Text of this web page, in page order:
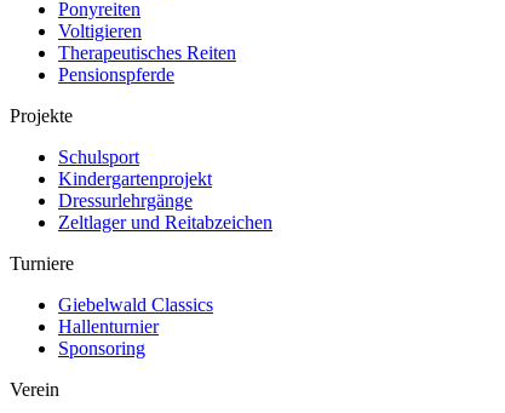
Ponyreiten
Voltigieren
Therapeutisches Reiten
Pensionspferde
Projekte
Schulsport
Kindergartenprojekt
Dressurlehrgänge
Zeltlager und Reitabzeichen
Turniere
Giebelwald Classics
Hallenturnier
Sponsoring
Verein